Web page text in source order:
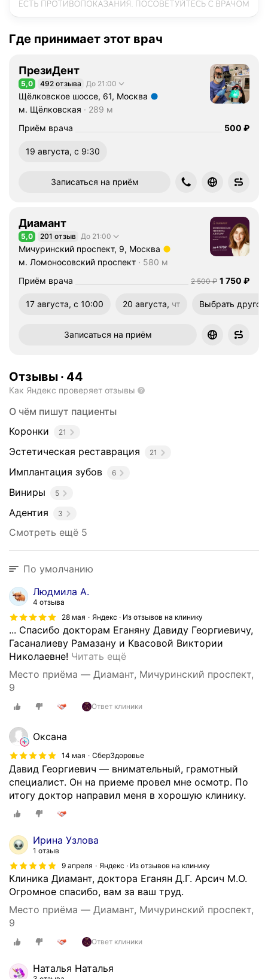
е
н
н
е
с
м
ы
н
с
т
у
к
й
ч
с
ч
н
л
о
д
е
н
т
и
И
т
о
в
л
и
о
д
и
о
н
х
Где принимает этот врач
ПрезиДент
Рейтинг 5,0 из 5
5,0 492 отзыва До 21:00
Щёлковское шоссе, 61, Москва
Метро м. Щёлковская Расстояние 289 м
м. Щёлковская
289 м
Приём врача
Цена
500 ₽
19 августа, с 9:30
Записаться на приём
Диамант
Рейтинг 5,0 из 5
5,0 201 отзыв До 21:00
Мичуринский проспект, 9, Москва
Метро м. Ломоносовский проспект Расстояние 580 м
м. Ломоносовский проспект
580 м
Приём врача
Цена
2500
2 500 ₽ Цена
1750
1 750 ₽
17 августа, с 10:00 20 августа, чт
Выбрать
Записаться на приём
Отзывы · 44
Как Яндекс проверяет отзывы
О чём пишут пациенты
Коронки
21
Эстетическая реставрация 21
Имплантация зубов 6
Виниры 5
Адентия 3
Смотреть ещё 5
По умолчанию
Людмила А.
4 отзыва
28 мая
Яндекс · Из отзывов на клинику
... Спасибо докторам Еганяну Давиду Георгиевичу,
Гасаналиеву Рамазану и Квасовой Виктории
Николаевне! Читать ещёЗ
м
ч
л
ь
н
о
т
о
!
В
г
Место приёма — Диамант, Мичуринский проспект,
9
Ответ клиники
Оксана
14 мая СберЗдоровье
Давид Георгиевич — внимательный, грамотный
специалист. Он на приеме провел мне осмотр. По
итогу доктор направил меня в хорошую клинику.
Ирина Узлова
1 отзыв
9 апреля
Яндекс · Из отзывов на клинику
Клиника Диамант, доктора Еганян Д.Г. Арсич М.О.
Огромное спасибо, вам за ваш труд.
Место приёма — Диамант, Мичуринский проспект,
9
Ответ клиники
Наталья Наталья